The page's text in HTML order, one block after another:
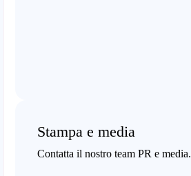
Stampa e media
Contatta il nostro team PR e media.